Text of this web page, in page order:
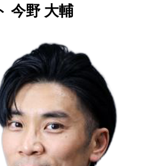
今野 大輔